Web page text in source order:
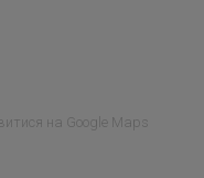
на Google Maps